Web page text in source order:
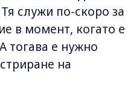
служи по-скоро за
в момент, когато е
тогава е нужно
на